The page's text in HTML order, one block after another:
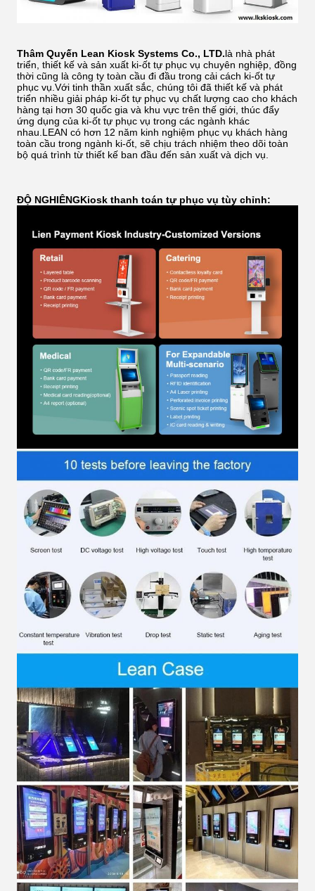
Thâm Quyến Lean Kiosk Systems Co., LTD.là nhà phát
triển, thiết kế và sản xuất ki-ốt tự phục vụ chuyên nghiệp, đồng
thời cũng là công ty toàn cầu đi đầu trong cải cách ki-ốt tự
phục vụ.Với tinh thần xuất sắc, chúng tôi đã thiết kế và phát
triển nhiều giải pháp ki-ốt tự phục vụ chất lượng cao cho khách
hàng tại hơn 30 quốc gia và khu vực trên thế giới, thúc đẩy
ứng dụng của ki-ốt tự phục vụ trong các ngành khác
nhau.LEAN có hơn 12 năm kinh nghiệm phục vụ khách hàng
toàn cầu trong ngành ki-ốt, sẽ chịu trách nhiệm theo dõi toàn
bộ quá trình từ thiết kế ban đầu đến sản xuất và dịch vụ.
ĐỘ NGHIÊNGKiosk thanh toán tự phục vụ tùy chỉnh: